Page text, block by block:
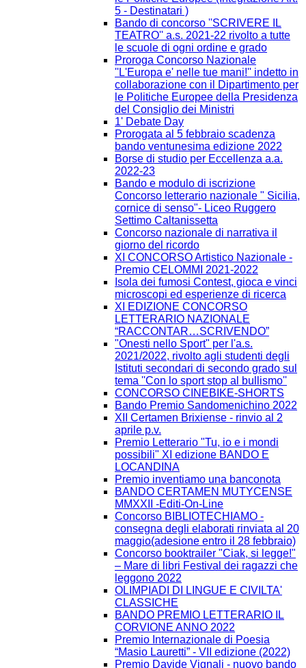
5 - Destinatari )
Bando di concorso ''SCRIVERE IL
TEATRO'' a.s. 2021-22 rivolto a tutte
le scuole di ogni ordine e grado
Proroga Concorso Nazionale
''L'Europa e' nelle tue mani!'' indetto in
collaborazione con il Dipartimento per
le Politiche Europee della Presidenza
del Consiglio dei Ministri
1' Debate Day
Prorogata al 5 febbraio scadenza
bando ventunesima edizione 2022
Borse di studio per Eccellenza a.a.
2022-23
Bando e modulo di iscrizione
Concorso letterario nazionale " Sicilia,
cornice di senso"- Liceo Ruggero
Settimo Caltanissetta
Concorso nazionale di narrativa il
giorno del ricordo
XI CONCORSO Artistico Nazionale -
Premio CELOMMI 2021-2022
Isola dei fumosi Contest, gioca e vinci
microscopi ed esperienze di ricerca
XI EDIZIONE CONCORSO
LETTERARIO NAZIONALE
“RACCONTAR…SCRIVENDO”
"Onesti nello Sport" per l'a.s.
2021/2022, rivolto agli studenti degli
Istituti secondari di secondo grado sul
tema ''Con lo sport stop al bullismo''
CONCORSO CINEBIKE-SHORTS
Bando Premio Sandomenichino 2022
XII Certamen Brixiense - rinvio al 2
aprile p.v.
Premio Letterario "Tu, io e i mondi
possibili" XI edizione BANDO E
LOCANDINA
Premio inventiamo una banconota
BANDO CERTAMEN MUTYCENSE
MMXXII -Editi-On-Line
Concorso BIBLIOTECHIAMO -
consegna degli elaborati rinviata al 20
maggio(adesione entro il 28 febbraio)
Concorso booktrailer "Ciak, si legge!"
– Mare di libri Festival dei ragazzi che
leggono 2022
OLIMPIADI DI LINGUE E CIVILTA'
CLASSICHE
BANDO PREMIO LETTERARIO IL
CORVIONE ANNO 2022
Premio Internazionale di Poesia
“Masio Lauretti” - VII edizione (2022)
Premio Davide Vignali - nuovo bando